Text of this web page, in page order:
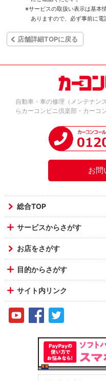
※サービスの取扱い表示は基本
ありますので、必ず事前に電
店舗詳細TOPに戻る
自動車・車の修理（メンテナン
らカーコンビニ倶楽部・カーコ
お問
総合TOP
サービスからさがす
お店をさがす
目的からさがす
サイト内リンク